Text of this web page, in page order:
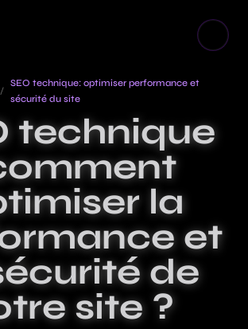
/
SEO technique: optimiser performance et
sécurité du site
technique
la
et
de
site ?